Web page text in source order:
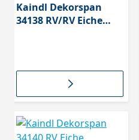
Kaindl Dekorspan
34138 RV/RV Eiche